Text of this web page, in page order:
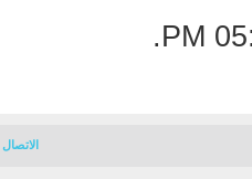
.
الاتصال بنا-